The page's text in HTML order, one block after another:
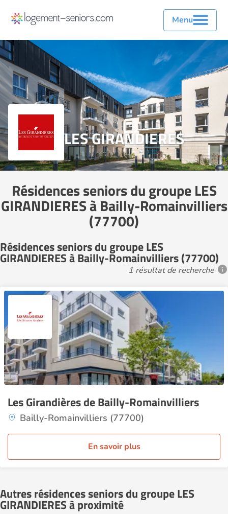
Menu
LES GIRANDIERES
Résidences seniors du groupe LES
GIRANDIERES à Bailly-Romainvilliers
(77700)
Résidences seniors du groupe LES
GIRANDIERES à Bailly-Romainvilliers (77700)
1 résultat de recherche
Les Girandières de Bailly-Romainvilliers
Bailly-Romainvilliers (77700)
En savoir plus
Autres résidences seniors du groupe LES
GIRANDIERES à proximité